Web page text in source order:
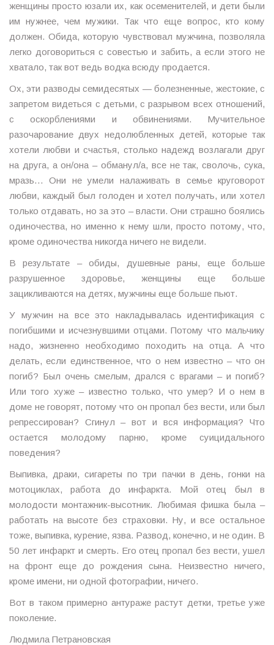
женщины просто юзали их, как осеменителей, и дети были
им нужнее, чем мужики. Так что еще вопрос, кто кому
должен. Обида, которую чувствовал мужчина, позволяла
легко договориться с совестью и забить, а если этого не
хватало, так вот ведь водка всюду продается.
Ох, эти разводы семидесятых — болезненные, жестокие, с
запретом видеться с детьми, с разрывом всех отношений,
с оскорблениями и обвинениями. Мучительное
разочарование двух недолюбленных детей, которые так
хотели любви и счастья, столько надежд возлагали друг
на друга, а он/она – обманул/а, все не так, сволочь, сука,
мразь… Они не умели налаживать в семье круговорот
любви, каждый был голоден и хотел получать, или хотел
только отдавать, но за это – власти. Они страшно боялись
одиночества, но именно к нему шли, просто потому, что,
кроме одиночества никогда ничего не видели.
В результате – обиды, душевные раны, еще больше
разрушенное здоровье, женщины еще больше
зацикливаются на детях, мужчины еще больше пьют.
У мужчин на все это накладывалась идентификация с
погибшими и исчезнувшими отцами. Потому что мальчику
надо, жизненно необходимо походить на отца. А что
делать, если единственное, что о нем известно – что он
погиб? Был очень смелым, дрался с врагами – и погиб?
Или того хуже – известно только, что умер? И о нем в
доме не говорят, потому что он пропал без вести, или был
репрессирован? Сгинул – вот и вся информация? Что
остается молодому парню, кроме суицидального
поведения?
Выпивка, драки, сигареты по три пачки в день, гонки на
мотоциклах, работа до инфаркта. Мой отец был в
молодости монтажник-высотник. Любимая фишка была –
работать на высоте без страховки. Ну, и все остальное
тоже, выпивка, курение, язва. Развод, конечно, и не один. В
50 лет инфаркт и смерть. Его отец пропал без вести, ушел
на фронт еще до рождения сына. Неизвестно ничего,
кроме имени, ни одной фотографии, ничего.
Вот в таком примерно антураже растут детки, третье уже
поколение.
Людмила Петрановская